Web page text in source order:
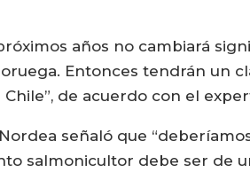
años no cambiará
Entonces tendrán un
de acuerdo con el
señaló que
salmonicultor debe ser de